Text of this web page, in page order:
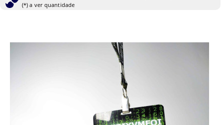
(*) a ver quantidade